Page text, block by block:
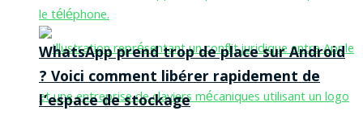
WhatsApp prend trop de place sur Android
? Voici comment libérer rapidement de
l’espace de stockage